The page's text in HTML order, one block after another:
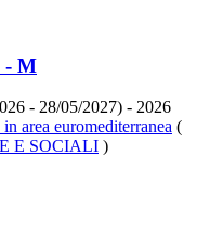
- M
- 28/05/2027) - 2026
area euromediterranea (
E SOCIALI )